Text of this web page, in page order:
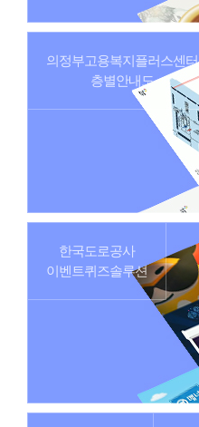
의정부고용복지플러스센터
층별안내도
한국도로공사
이벤트퀴즈솔루션